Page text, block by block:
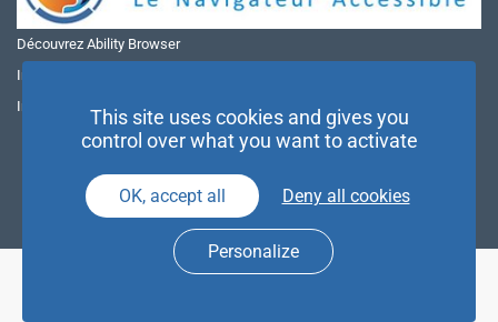
Découvrez Ability Browser
Installer Ability Browser sur Windows
Installer Ability Browser sur Mac
This site uses cookies and gives you
control over what you want to activate
OK, accept all Deny all cookies
Personalize